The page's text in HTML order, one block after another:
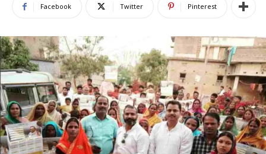
Facebook Twitter Pinterest